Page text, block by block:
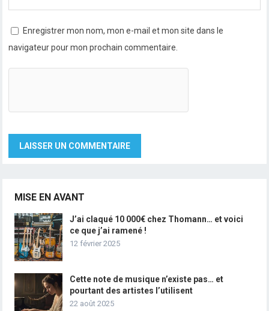
Enregistrer mon nom, mon e-mail et mon site dans le
navigateur pour mon prochain commentaire.
MISE EN AVANT
J’ai claqué 10 000€ chez Thomann… et voici
ce que j’ai ramené !
12 février 2025
Cette note de musique n’existe pas… et
pourtant des artistes l’utilisent
22 août 2025